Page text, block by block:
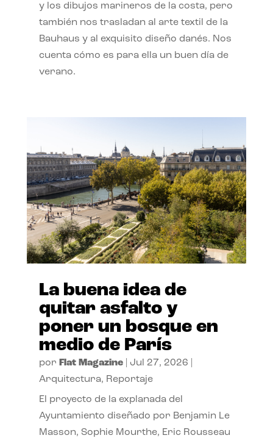
y los dibujos marineros de la costa, pero
también nos trasladan al arte textil de la
Bauhaus y al exquisito diseño danés. Nos
cuenta cómo es para ella un buen día de
verano.
La buena idea de
quitar asfalto y
poner un bosque en
medio de París
por Flat Magazine| Jul 27, 2026
Arquitectura, Reportaje
El proyecto de la explanada del
Ayuntamiento diseñado por Benjamin Le
Masson, Sophie Mourthe, Eric Rousseau